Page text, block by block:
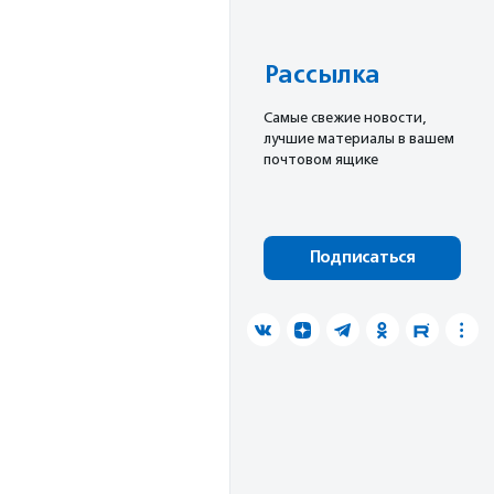
Рассылка
Cамые свежие новости,
лучшие материалы в вашем
почтовом ящике
Подписаться